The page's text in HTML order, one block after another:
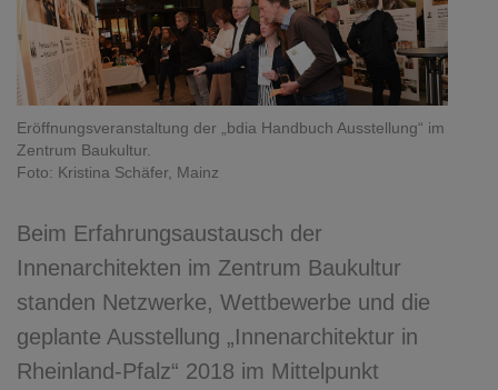
Eröffnungsveranstaltung der „bdia Handbuch Ausstellung“ im
Zentrum Baukultur.
Foto: Kristina Schäfer, Mainz
Beim Erfahrungsaustausch der
Innenarchitekten im Zentrum Baukultur
standen Netzwerke, Wettbewerbe und die
geplante Ausstellung „Innenarchitektur in
Rheinland-Pfalz“ 2018 im Mittelpunkt